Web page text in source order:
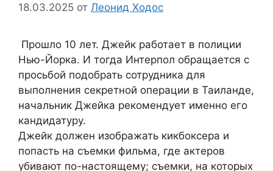
18.03.2025 от Леонид Ходос
Прошло 10 лет. Джейк работает в полиции
Нью-Йорка. И тогда Интерпол обращается с
просьбой подобрать сотрудника для
выполнения секретной операции в Таиланде,
начальник Джейка рекомендует именно его
кандидатуру.
Джейк должен изображать кикбоксера и
попасть на съемки фильма, где актеров
убивают по-настоящему; съемки, на которых